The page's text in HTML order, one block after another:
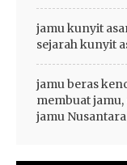
jamu kunyit
sejarah kunyit
jamu beras
membuat
jamu Nusantara